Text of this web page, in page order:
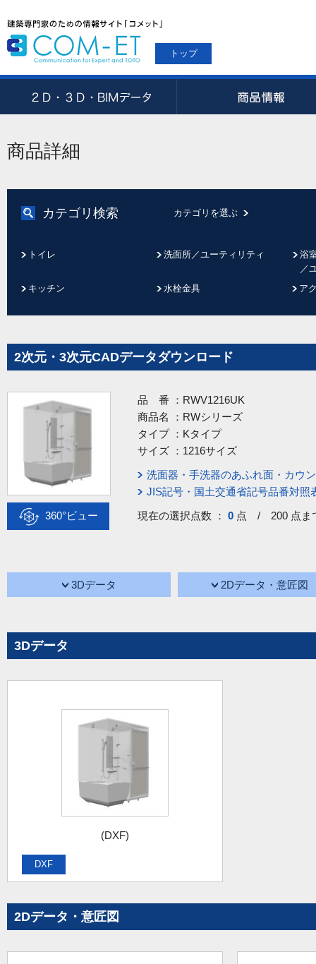
トップ
商品詳細
カテゴリ検索 カテゴリを選ぶ
トイレ 洗面所／ユーティリティ
浴
／
キッチン
水栓金具 ア
2次元・3次元CADデータダウンロード
360°ビュー
品 番 ： RWV1216UK
商品名 ： RWシリーズ
タイプ ： Kタイプ
サイズ ： 1216サイズ
洗面器・手洗器のあふれ面・カウ
JIS記号・国土交通省記号品番対照
現在の選択点数 ： 0 点 / 200 点ま
3Dデータ 2Dデータ・意匠図
3Dデータ
(DXF)
DXF
2Dデータ・意匠図